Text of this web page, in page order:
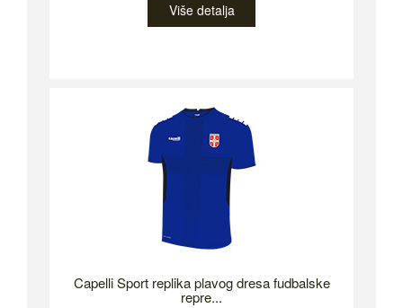
Više detalja
Capelli Sport replika plavog dresa fudbalske
repre...